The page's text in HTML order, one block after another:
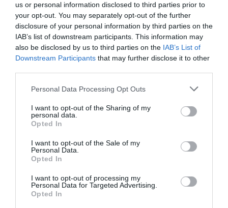
us or personal information disclosed to third parties prior to
your opt-out. You may separately opt-out of the further
disclosure of your personal information by third parties on the
IAB’s list of downstream participants. This information may
also be disclosed by us to third parties on the IAB’s List of
Downstream Participants that may further disclose it to other
Personal Data Processing Opt Outs
I want to opt-out of the Sharing of my
personal data.
Opted In
I want to opt-out of the Sale of my
Personal Data.
Opted In
I want to opt-out of processing my
Personal Data for Targeted Advertising.
Opted In
requisit imprescindible", ha sentenciatElena
Antonijuan , responsable del programa serveis
internacionals d'Acció. Des del 2020, 45.000
pimes ja han passat per aquestes formacions que
gestiona l'agència catalana.
"No es tracta només de l'abast: el comerç
electrònic permet competir en igualtat de
condicions amb grans empreses i reduir les
empresarial", ha afegit Antonijuan. "Potenciar
aquesta transformació digital i fer entendre els
beneficis de la internacionalització a les pimes és
un gran repte que tenim", ha comentat
Maria
, directora del departament d'innovació de